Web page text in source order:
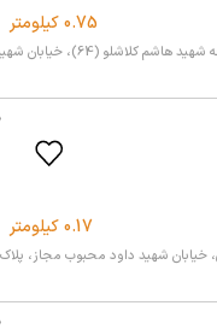
0.75 کیلومتر
تهران، شریعتی جنوبی، کوچه شهید هاشم کلاشلو
0.17 کیلومتر